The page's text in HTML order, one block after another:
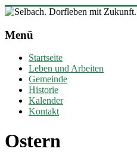
Zum
springen
Dorfleben
Zukunft.
Ortsgemeinde
Selbach
Menü
Startseite
Leben und Arbeiten
Gemeinde
Historie
Kalender
Kontakt
Ostern